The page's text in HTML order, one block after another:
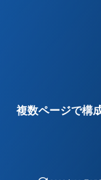
複数ページで構